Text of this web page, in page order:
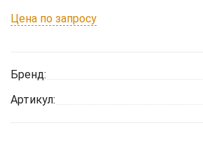
Цена по запросу
Бренд:
Артикул: